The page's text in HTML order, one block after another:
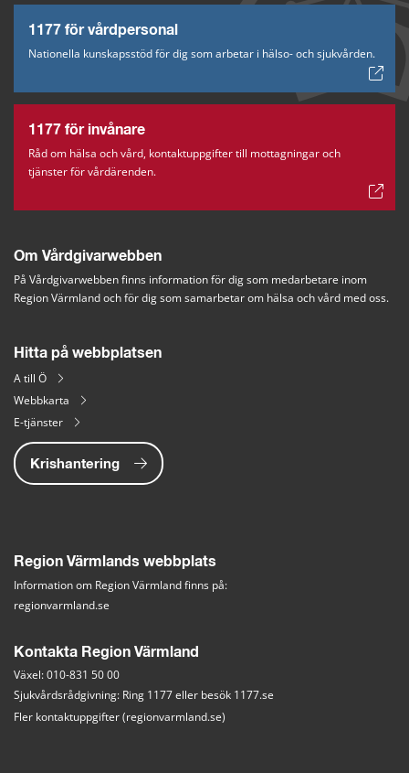
1177 för vårdpersonal
Nationella kunskapsstöd för dig som arbetar i hälso- och sjukvården.
1177 för invånare
Råd om hälsa och vård, kontaktuppgifter till mottagningar och
tjänster för vårdärenden.
Om Vårdgivarwebben
På Vårdgivarwebben finns information för dig som medarbetare inom
Region Värmland och för dig som samarbetar om hälsa och vård med oss.
Hitta på webbplatsen
A till Ö
Webbkarta
E-tjänster
Krishantering
Region Värmlands webbplats
Information om Region Värmland finns på:
regionvarmland.se
Kontakta Region Värmland
Växel: 010-831 50 00
Sjukvårdsrådgivning: Ring 1177 eller besök 1177.se
Fler kontaktuppgifter (regionvarmland.se)